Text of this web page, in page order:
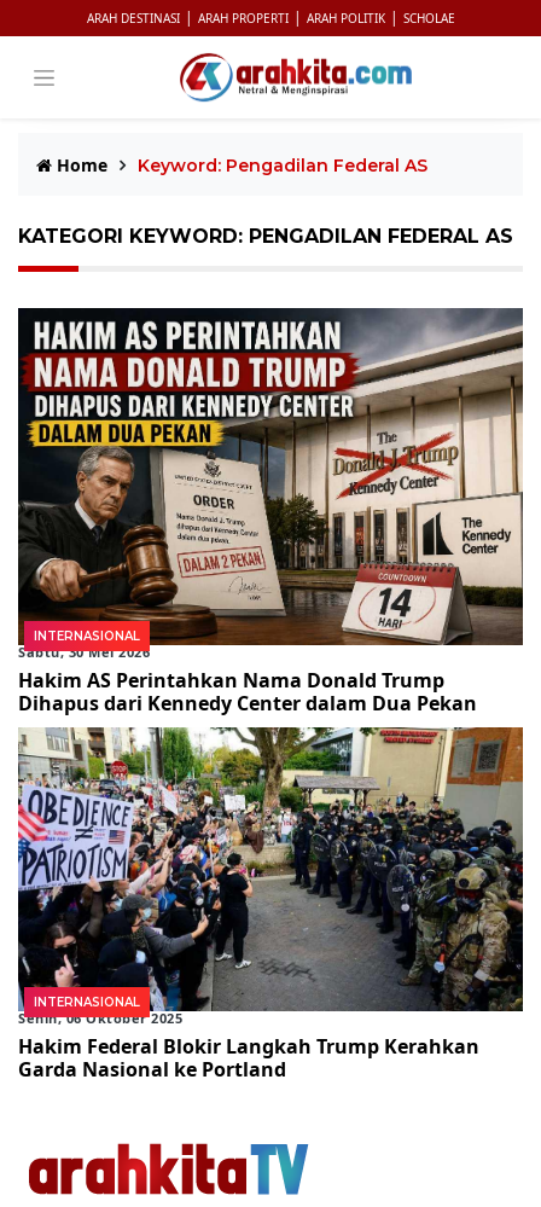
ARAH DESTINASI | ARAH PROPERTI | ARAH POLITIK | SCHOLAE
Home Keyword: Pengadilan Federal AS
KATEGORI KEYWORD: PENGADILAN FEDERAL AS
INTERNASIONAL
Sabtu, 30 Mei 2026
Hakim AS Perintahkan Nama Donald Trump
Dihapus dari Kennedy Center dalam Dua Pekan
INTERNASIONAL
Senin, 06 Oktober 2025
Hakim Federal Blokir Langkah Trump Kerahkan
Garda Nasional ke Portland